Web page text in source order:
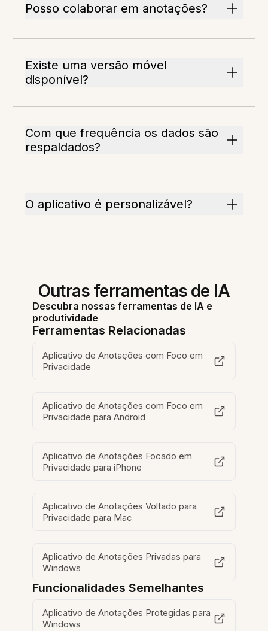
Posso colaborar em anotações?
Existe uma versão móvel
disponível?
Com que frequência os dados são
respaldados?
O aplicativo é personalizável?
Outras ferramentas de IA
Descubra nossas ferramentas de IA e
produtividade
Ferramentas Relacionadas
Aplicativo de Anotações com Foco em
Privacidade
Aplicativo de Anotações com Foco em
Privacidade para Android
Aplicativo de Anotações Focado em
Privacidade para iPhone
Aplicativo de Anotações Voltado para
Privacidade para Mac
Aplicativo de Anotações Privadas para
Windows
Funcionalidades Semelhantes
Aplicativo de Anotações Protegidas para
Windows